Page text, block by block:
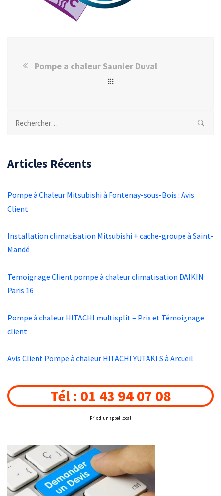
Pompe a chaleur Saunier Duval
Rechercher :
Articles Récents
Pompe à Chaleur Mitsubishi à Fontenay-sous-Bois : Avis
Client
Installation climatisation Mitsubishi + cache-groupe à Saint-
Mandé
Temoignage Client pompe à chaleur climatisation DAIKIN
Paris 16
Pompe à chaleur HITACHI multisplit – Prix et Témoignage
client
Avis Client Pompe à chaleur HITACHI YUTAKI S à Arcueil
Tél : 01 43 94 07 08
Prix d'un appel local